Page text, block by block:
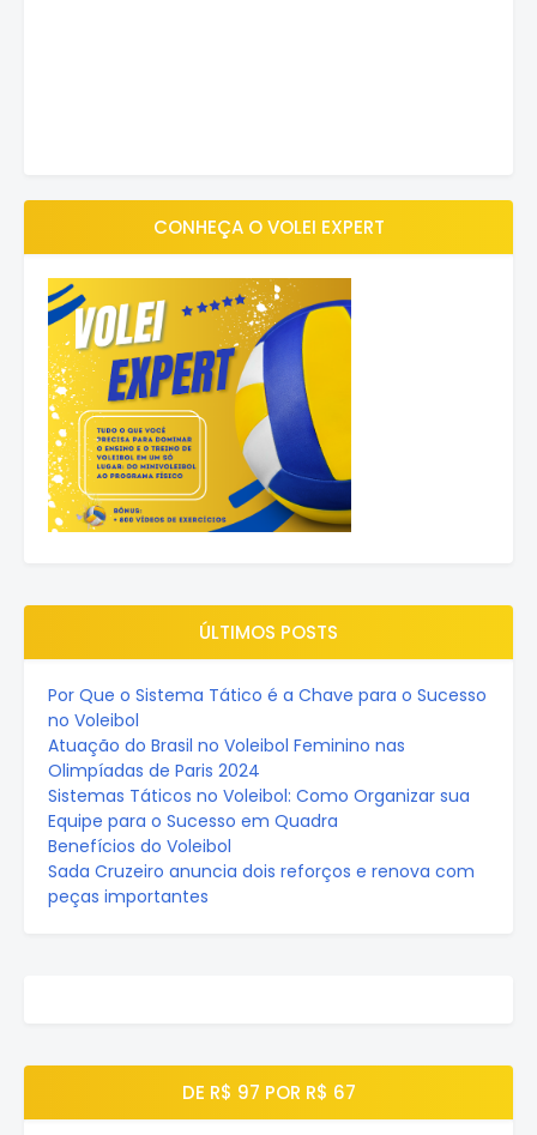
CONHEÇA O VOLEI EXPERT
ÚLTIMOS POSTS
Por Que o Sistema Tático é a Chave para o Sucesso
no Voleibol
Atuação do Brasil no Voleibol Feminino nas
Olimpíadas de Paris 2024
Sistemas Táticos no Voleibol: Como Organizar sua
Equipe para o Sucesso em Quadra
Benefícios do Voleibol
Sada Cruzeiro anuncia dois reforços e renova com
peças importantes
DE R$ 97 POR R$ 67